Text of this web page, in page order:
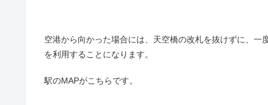
空港から向かった場合には、天空橋の改札を抜けずに、
を利用することになります。
駅のMAPがこちらです。